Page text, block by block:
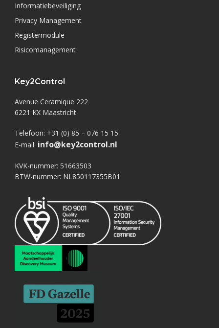
Informatiebeveiliging
Privacy Management
Registermodule
Risicomanagement
Key2Control
Avenue Ceramique 222
6221 KX Maastricht
Telefoon: +31 (0) 85 – 076 15 15
E-mail: info@key2control.nl
KVK-nummer: 51663503
BTW-nummer: NL850117355B01